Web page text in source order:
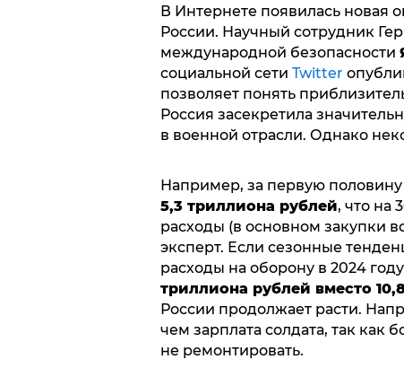
В Интернете появилась новая
России. Научный сотрудник
международной безопасности
социальной сети Twitter
позволяет понять
Россия засекретила
в военной отрасли. Однако
Например, за первую
5,3 триллиона рублей, что на
расходы (в основном закупки
эксперт. Если сезонные
расходы на оборону в 2024
триллиона рублей вместо
России продолжает расти.
чем зарплата солдата, так как
не ремонтировать.